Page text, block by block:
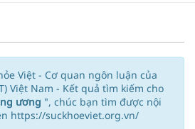
Việt - Cơ quan ngôn luận của
Việt Nam - Kết quả tìm kiếm cho
ương ", chúc bạn tìm được nội
https://suckhoeviet.org.vn/